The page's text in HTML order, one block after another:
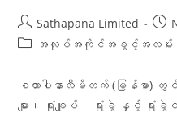
Sathapana Limited
အလုပ်အကိုင်အခွင့်အလမ်း
စထာပါနာလီမိတက် (မြန်မာ) တွင် အ
များ၊ ရုံးချုပ်၊ ရုံးခွဲ နှင့် ရုံးခွဲ